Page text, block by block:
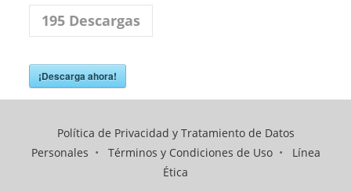
195Descargas
¡Descarga ahora!
Política de Privacidad y Tratamiento de Datos
Personales • Términos y Condiciones de Uso• Línea
Ética